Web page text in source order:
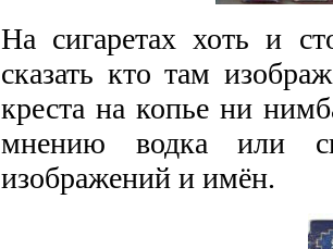
На сигаретах хоть и
сказать кто там
креста на копье ни
мнению водка или
изображений и имён.